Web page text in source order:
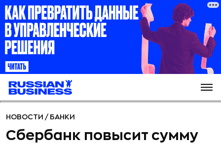
НОВОСТИ / БАНКИ
Сбербанк повысит сумму